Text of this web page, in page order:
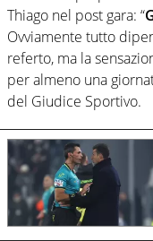
Thiago nel post gara: “
Ovviamente tutto
referto, ma la
per almeno una
del Giudice Sportivo.